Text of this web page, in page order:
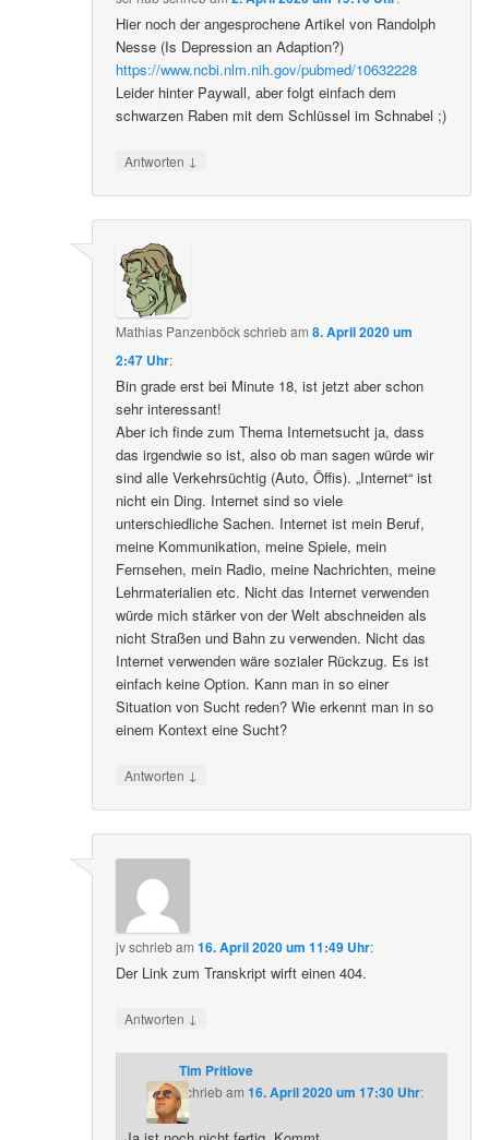
Hier noch der angesprochene Artikel von Randolph
Nesse (Is Depression an Adaption?)
https://www.ncbi.nlm.nih.gov/pubmed/10632228
Leider hinter Paywall, aber folgt einfach dem
schwarzen Raben mit dem Schlüssel im Schnabel ;)
Antworten ↓
Mathias Panzenböckschriebam8. April 2020 um
2:47 Uhr:
Bin grade erst bei Minute 18, ist jetzt aber schon
sehr interessant!
Aber ich finde zum Thema Internetsucht ja, dass
das irgendwie so ist, also ob man sagen würde wir
sind alle Verkehrsüchtig (Auto, Öffis). „Internet“ ist
nicht ein Ding. Internet sind so viele
unterschiedliche Sachen. Internet ist mein Beruf,
meine Kommunikation, meine Spiele, mein
Fernsehen, mein Radio, meine Nachrichten, meine
Lehrmaterialien etc. Nicht das Internet verwenden
würde mich stärker von der Welt abschneiden als
nicht Straßen und Bahn zu verwenden. Nicht das
Internet verwenden wäre sozialer Rückzug. Es ist
einfach keine Option. Kann man in so einer
Situation von Sucht reden? Wie erkennt man in so
einem Kontext eine Sucht?
Antworten ↓
jvschriebam16. April 2020 um 11:49 Uhr:
Der Link zum Transkript wirft einen 404.
Antworten ↓
Tim Pritlove
schriebam 16. April 2020 um 17:30 Uhr: